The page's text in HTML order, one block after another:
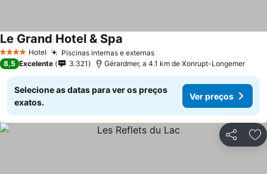
4 EstrelasHotel Piscinas internas e externasVer preços
Le Grand Hotel & Spa
8,5 Excelente 3.321 Gérardmer, a 4.1 km de Xonrupt-Longemer
Selecione as datas para ver os preços
exatos.
Ver preços
Partilhar